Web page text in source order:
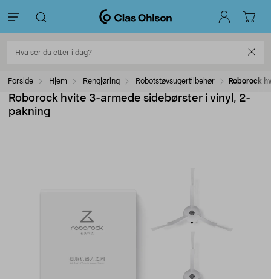
Forside Hjem Rengjøring Robotstøvsugertilbehør Roborock
Roborock hvite 3-armede sidebørster i vinyl, 2-
pakning